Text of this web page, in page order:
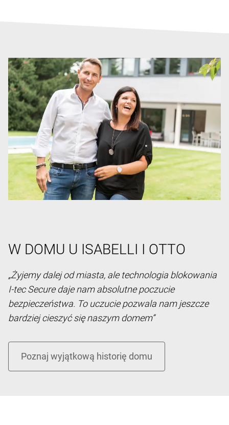
W DOMU U ISABELLI I OTTO
„Żyjemy dalej od miasta, ale technologia blokowania
I-tec Secure daje nam absolutne poczucie
bezpieczeństwa. To uczucie pozwala nam jeszcze
bardziej cieszyć się naszym domem”